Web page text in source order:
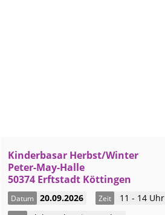
Kinderbasar Herbst/Winter
Peter-May-Halle
50374 Erftstadt Köttingen
Datum 20.09.2026 Zeit 11 - 14 Uhr